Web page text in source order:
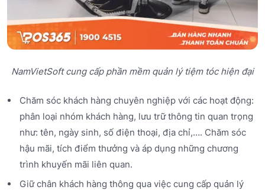
NamVietSoft cung cấp phần mềm quản lý tiệm tóc hiện đại
Chăm sóc khách hàng chuyên nghiệp với các hoạt động:
phân loại nhóm khách hàng, lưu trữ thông tin quan trọng
như: tên, ngày sinh, số điện thoại, địa chỉ,…. Chăm sóc
hậu mãi, tích điểm thưởng và áp dụng những chương
trình khuyến mãi liên quan.
Giữ chân khách hàng thông qua việc cung cấp quản lý